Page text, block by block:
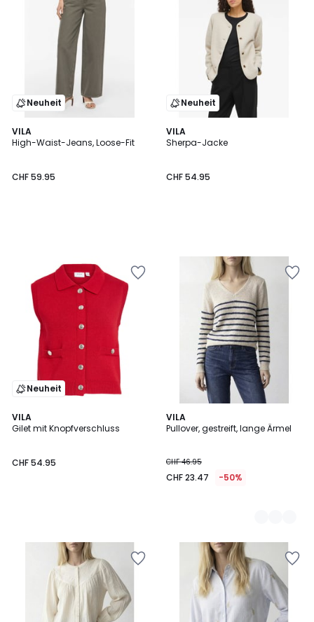
Neuheit
VILA
High-Waist-Jeans, Loose-Fit
CHF 59.95
Neuheit
VILA
Sherpa-Jacke
CHF 54.95
Neuheit
VILA
Gilet mit Knopfverschluss
CHF 54.95
VILA
Pullover, gestreift, lange Ärmel
CHF 46.95
CHF 23.47 -50%
3
Farben